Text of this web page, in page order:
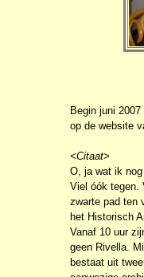
Begin juni
op de website
<Citaat>
O, ja wat ik
Viel óók tegen.
zwarte pad ten
het Historisch
Vanaf 10 uur
geen Rivella.
bestaat uit